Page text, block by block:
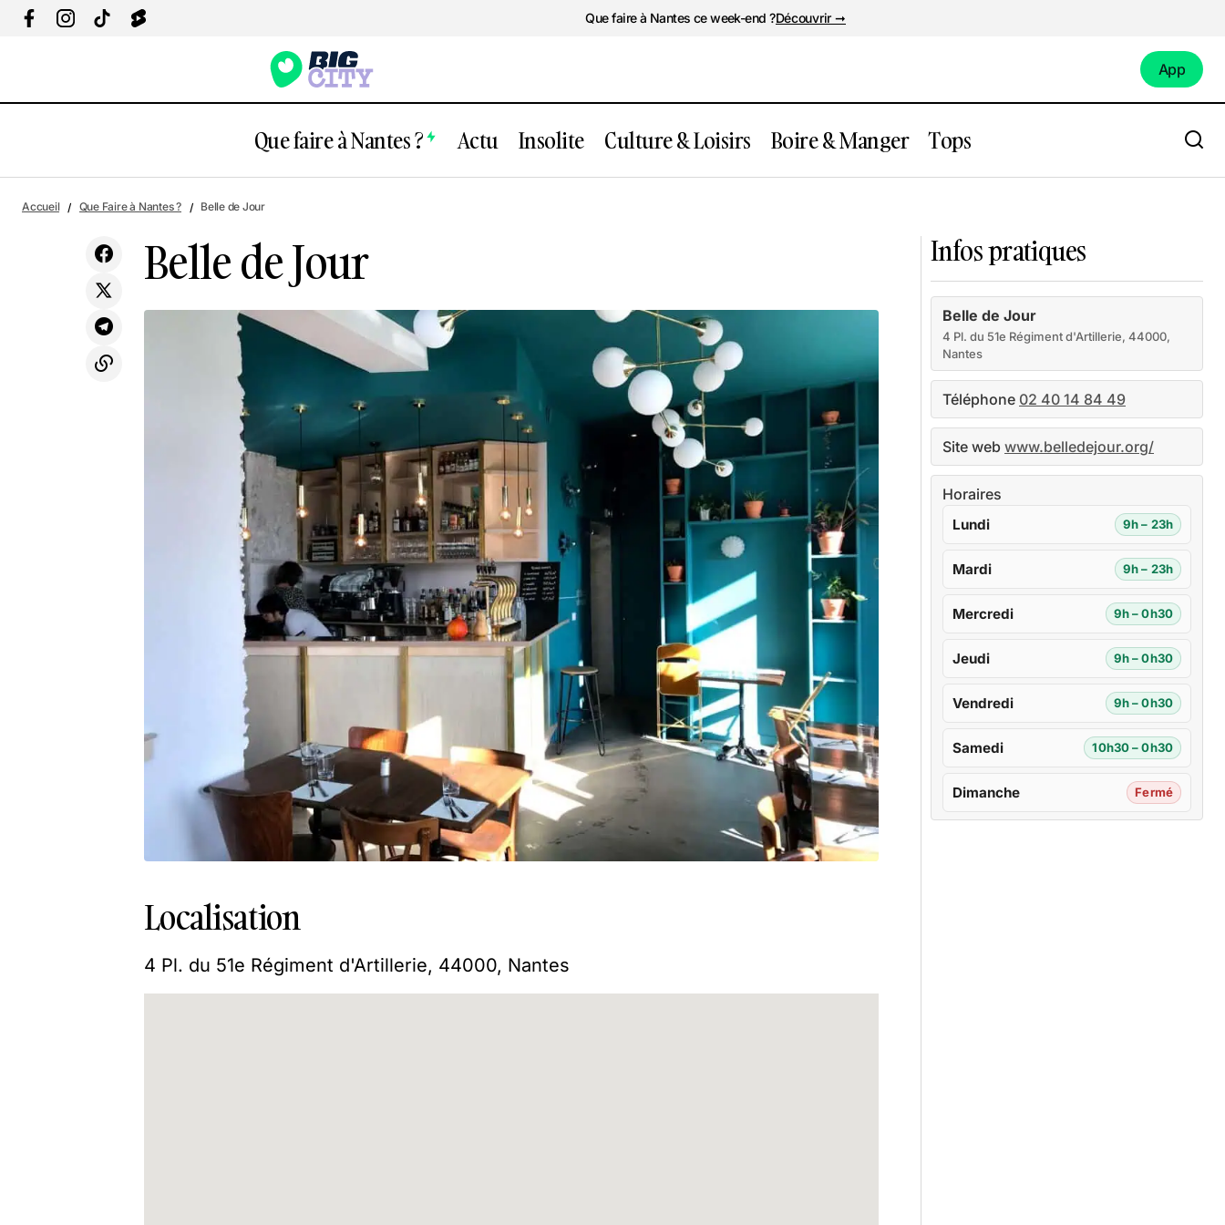
Que faire à Nantes ce week-end ?Découvrir ➞
App
Que faire à Nantes ? Actu Insolite Culture & Loisirs Boire & Manger Tops
Escal'Atlantic
Accueil Que Faire à Nantes ? Belle de Jour
Belle de Jour
Localisation
4 Pl. du 51e Régiment d'Artillerie, 44000, Nantes
Infos pratiques
Belle de Jour
4 Pl. du 51e Régiment d'Artillerie, 44000,
Nantes
Téléphone 02 40 14 84 49
Site web www.belledejour.org/
Horaires
Lundi 9h – 23h
Mardi 9h – 23h
Mercredi 9h – 0h30
Jeudi 9h – 0h30
Vendredi 9h – 0h30
Samedi 10h30 – 0h30
Dimanche Fermé